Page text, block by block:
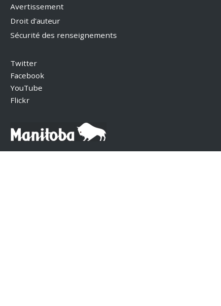
Avertissement
Droit d'auteur
Sécurité des renseignements
Twitter
Facebook
YouTube
Flickr